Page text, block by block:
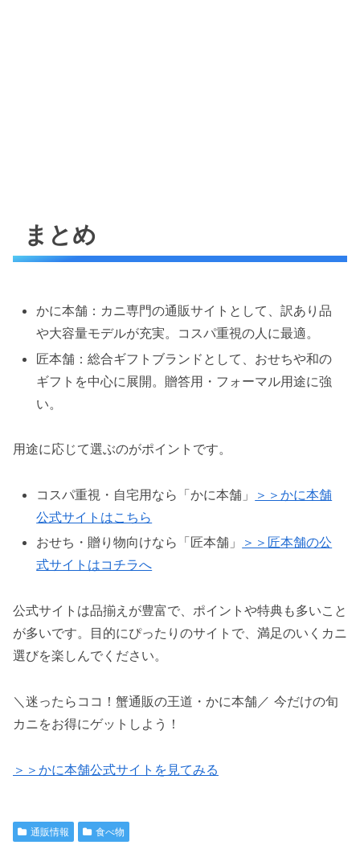
まとめ
かに本舗 ：カニ専門の通販サイトとして、訳あり品
や大容量モデルが充実。コスパ重視の人に最適。
匠本舗 ：総合ギフトブランドとして、おせちや和の
ギフトを中心に展開。贈答用・フォーマル用途に強
い。
用途に応じて選ぶのがポイントです。
コスパ重視・自宅用なら「かに本舗」
＞＞かに本舗
公式サイトはこちら
おせち・贈り物向けなら「匠本舗」
＞＞匠本舗の公
式サイトはコチラへ
公式サイトは品揃えが豊富で、ポイントや特典も多いこと
が多いです。目的にぴったりのサイトで、満足のいくカニ
選びを楽しんでください。
＼迷ったらココ！蟹通販の王道・ かに本舗 ／ 今だけの旬
カニをお得にゲットしよう！
＞＞かに本舗公式サイトを見てみる
通販情報 食べ物